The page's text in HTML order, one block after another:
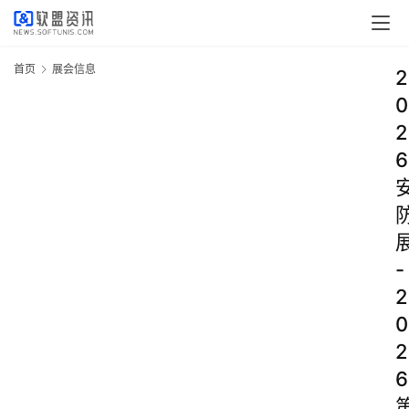
首页 展会信息
2
0
2
6
-
2
0
2
6